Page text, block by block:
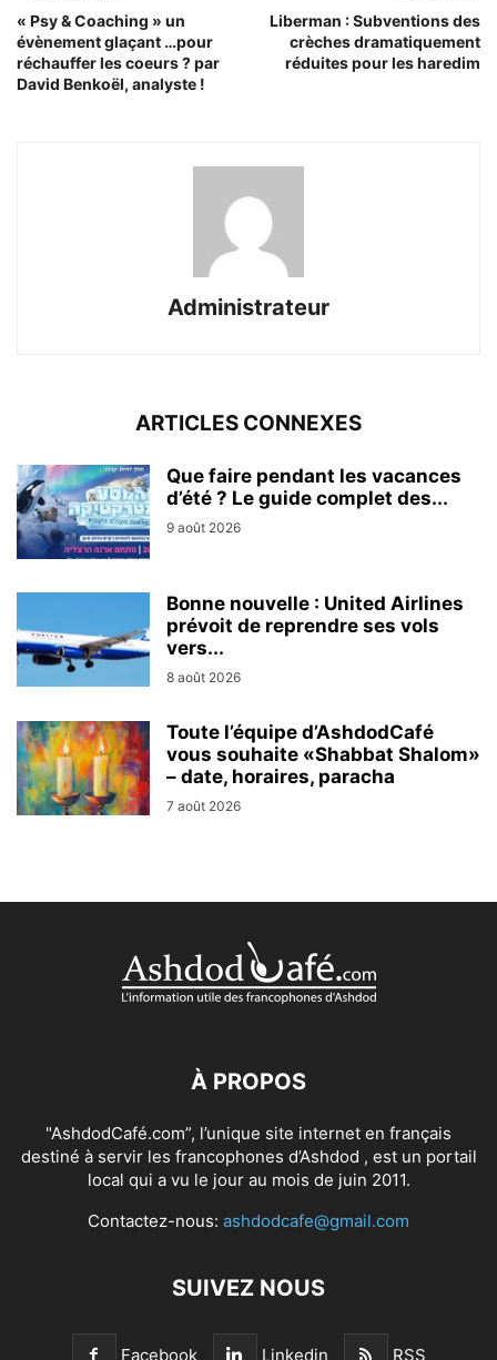
« Psy & Coaching » un
évènement glaçant …pour
réchauffer les coeurs ? par
David Benkoël, analyste !
Liberman : Subventions des
crèches dramatiquement
réduites pour les haredim
Administrateur
ARTICLES CONNEXES
Que faire pendant les vacances
d’été ? Le guide complet des...
9 août 2026
Bonne nouvelle : United Airlines
prévoit de reprendre ses vols
vers...
8 août 2026
Toute l’équipe d’AshdodCafé
vous souhaite «Shabbat Shalom»
– date, horaires, paracha
7 août 2026
À PROPOS
"AshdodCafé.com”, l’unique site internet en français
destiné à servir les francophones d’Ashdod , est un portail
local qui a vu le jour au mois de juin 2011.
Contactez-nous: ashdodcafe@gmail.com
SUIVEZ NOUS
Facebook Linkedin RSS